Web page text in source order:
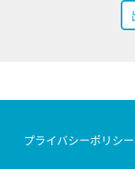
プライバシーポリシー